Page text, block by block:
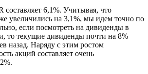
6,1%. Учитывая, что
увеличились на 3,1%, мы идем точно по
если посмотреть на дивиденды в
то текущие дивиденды почти на 8%
назад. Наряду с этим ростом
акций составляет очень